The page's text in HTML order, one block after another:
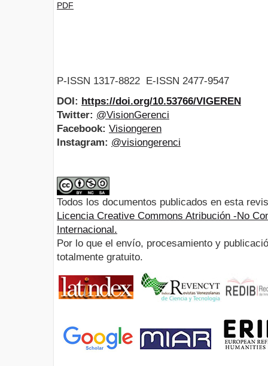
PDF
P-ISSN 1317-8822 E-ISSN 2477-9547
DOI: https://doi.org/10.53766/VIGEREN
Twitter: @VisionGerenci
Facebook: Visiongeren
Instagram: @visiongerenci
Todos los documentos publicados en esta
Licencia Creative Commons Atribución -No
Internacional.
Por lo que el envío, procesamiento y
totalmente gratuito.